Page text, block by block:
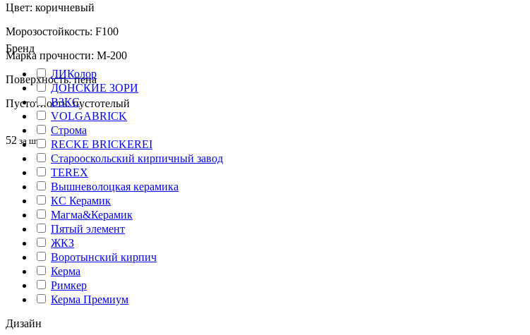
Цвет: коричневый
Морозостойкость: F100
Марка прочности: М-200
Поверхность: пена
Пустотность: пустотелый
52 за шт
Бренд
ЛИКолор
ДОНСКИЕ ЗОРИ
ВЗКС
VOLGABRICK
Строма
RECKE BRICKEREI
Старооскольский кирпичный завод
TEREX
Вышневолоцкая керамика
КС Керамик
Магма&Керамик
Пятый элемент
ЖКЗ
Воротынский кирпич
Керма
Римкер
Керма Премиум
Дизайн